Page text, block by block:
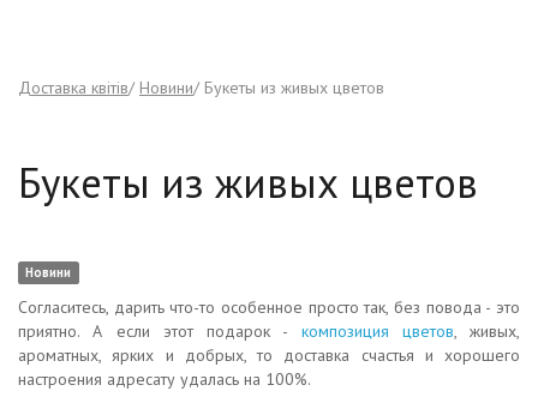
Доставка квітів Новини Букеты из живых цветов
Букеты из живых цветов
Новини
Согласитесь, дарить что-то особенное просто так, без повода - это
приятно. А если этот подарок - композиция цветов, живых,
ароматных, ярких и добрых, то доставка счастья и хорошего
настроения адресату удалась на 100%.